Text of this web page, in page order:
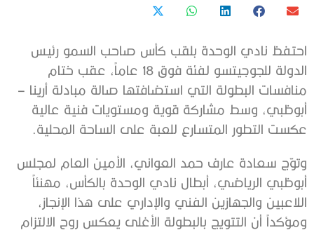
احتفظ نادي الوحدة بلقب كأس صاحب السمو رئيس
الدولة للجوجيتسو لفئة فوق 18 عاماً، عقب ختام
منافسات البطولة التي استضافتها صالة مبادلة أرينا –
أبوظبي، وسط مشاركة قوية ومستويات فنية عالية
عكست التطور المتسارع للعبة على الساحة المحلية.
وتوّج سعادة عارف حمد العواني، الأمين العام لمجلس
أبوظبي الرياضي، أبطال نادي الوحدة بالكأس، مهنئاً
اللاعبين والجهازين الفني والإداري على هذا الإنجاز،
ومؤكداً أن التتويج بالبطولة الأغلى يعكس روح الالتزام